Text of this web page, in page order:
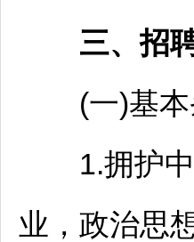
三、招
(一)基本
1.拥护中
业，政治思